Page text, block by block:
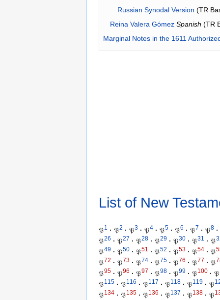
Russian Synodal Version (TR
Reina Valera Gómez Spanish (TR
Marginal Notes in the 1611
List of New
𝔓1 · 𝔓2 · 𝔓3 · 𝔓4 · 𝔓5 · 𝔓6 · 𝔓7 · 𝔓8 ·
𝔓26 · 𝔓27 · 𝔓28 · 𝔓29 · 𝔓30 · 𝔓31 · 𝔓
𝔓49 · 𝔓50 · 𝔓51 · 𝔓52 · 𝔓53 · 𝔓54 · 𝔓
𝔓72 · 𝔓73 · 𝔓74 · 𝔓75 · 𝔓76 · 𝔓77 · 𝔓
𝔓95 · 𝔓96 · 𝔓97 · 𝔓98 · 𝔓99 · 𝔓100 · 𝔓
𝔓115 · 𝔓116 · 𝔓117 · 𝔓118 · 𝔓119 · 𝔓
𝔓134 · 𝔓135 · 𝔓136 · 𝔓137 · 𝔓138 · 𝔓